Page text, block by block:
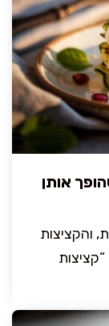
אותן
והקציצות